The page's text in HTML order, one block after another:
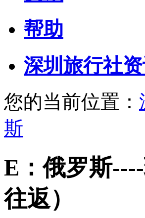
帮助
深圳旅行社
您的当前位置：
斯
E：俄罗斯
往返）